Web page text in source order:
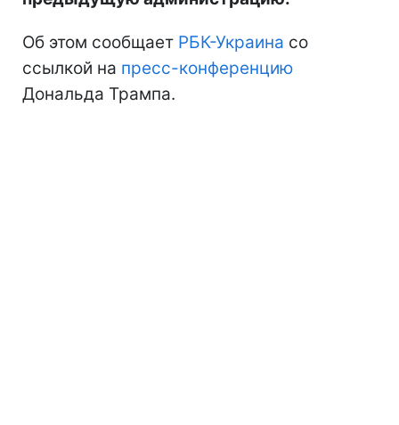
Об этом сообщает РБК-Украина со
ссылкой на пресс-конференцию
Дональда Трампа.